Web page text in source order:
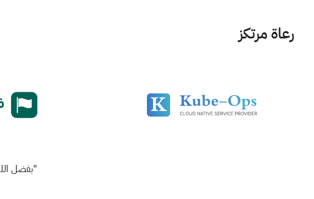
رعاة مرتكز
"بفضل